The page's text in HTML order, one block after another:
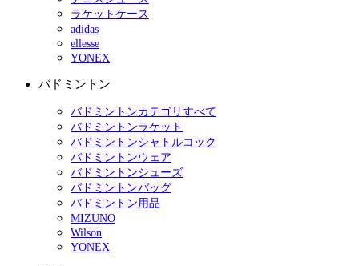
ラケットケース
adidas
ellesse
YONEX
バドミントン
バドミントンカテゴリすべて
バドミントンラケット
バドミントンシャトルコック
バドミントンウェア
バドミントンシューズ
バドミントンバッグ
バドミントン用品
MIZUNO
Wilson
YONEX